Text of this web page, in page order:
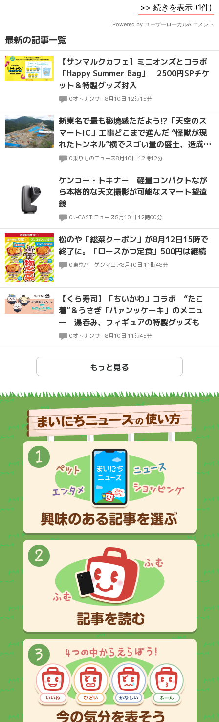
最新の記事一覧
【サンマルクカフェ】ミニオンズとコラボ
「Happy Summer Bag」 2500円SPチケ
ット＆特製グッズ封入
0オトナンサー8月10日 12時15分
新東名で最も秘境感ただよう!?「天空のス
マートIC」工事どこまで進んだ “怪獣が現
れたトンネル”横でスゴい量の盛土、造成は
佳境へ
0乗りものニュース8月10日 12時12分
ケンコー・トキナー 軽量コンパクトなが
ら本格的な天文撮影が可能なスマート望遠
鏡
0J-CAST ニュース8月10日 12時00分
松のや「総菜クーポン」が8月12日15時で
終了に。「ロースかつ定食」500円は継続
0東京バーゲンマニア8月10日 11時48分
【くら寿司】「ちいかわ」コラボ “たこ
着”＆うさぎ「パァンッケーキ」のメニュ
ー 湯呑み、フィギュアの特製グッズも
0オトナンサー8月10日 11時45分
もっと見る